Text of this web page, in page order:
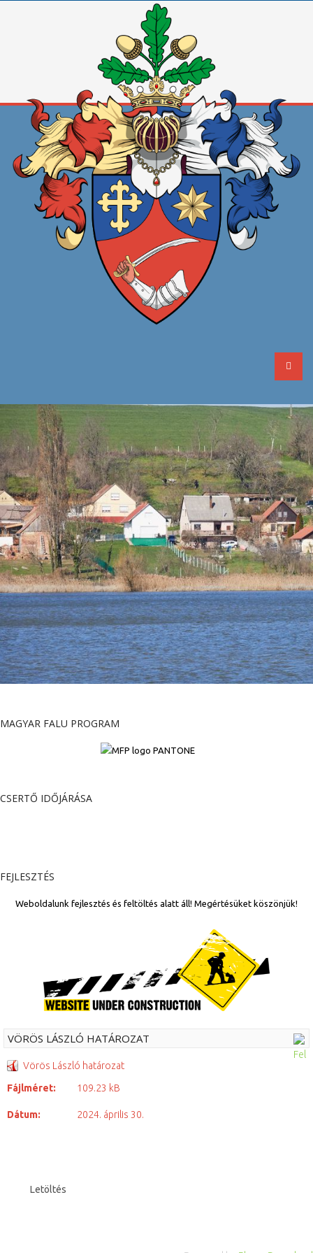
MAGYAR FALU PROGRAM
CSERTŐ IDŐJÁRÁSA
FEJLESZTÉS
Weboldalunk fejlesztés és feltöltés alatt áll! Megértésüket köszönjük!
VÖRÖS LÁSZLÓ HATÁROZAT
Vörös László határozat
Fájlméret:
109.23 kB
Dátum: 2024. április 30.